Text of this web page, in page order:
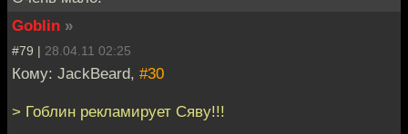
Goblin »
#79 | 28.04.11 02:25
Кому: JackBeard, #30
> Гоблин рекламирует Сяву!!!